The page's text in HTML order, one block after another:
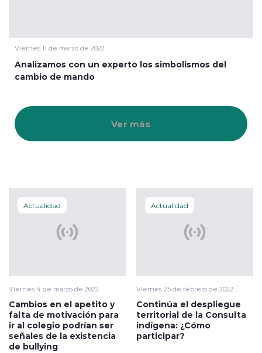
Viernes 11 de marzo de 2022
Analizamos con un experto los simbolismos del
cambio de mando
Ver más
Actualidad
Viernes 4 de marzo de 2022
Cambios en el apetito y
falta de motivación para
ir al colegio podrían ser
señales de la existencia
de bullying
Actualidad
Viernes 25 de febrero de 2022
Continúa el despliegue
territorial de la Consulta
indígena: ¿Cómo
participar?